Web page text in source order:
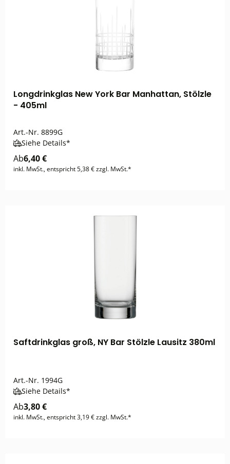
Longdrinkglas New York Bar Manhattan, Stölzle
- 405ml
Art.-Nr. 8899G
Siehe Details*
Ab6,40 €
inkl. MwSt., entspricht 5,38 € zzgl. MwSt.*
Saftdrinkglas groß, NY Bar Stölzle Lausitz 380ml
Art.-Nr. 1994G
Siehe Details*
Ab3,80 €
inkl. MwSt., entspricht 3,19 € zzgl. MwSt.*